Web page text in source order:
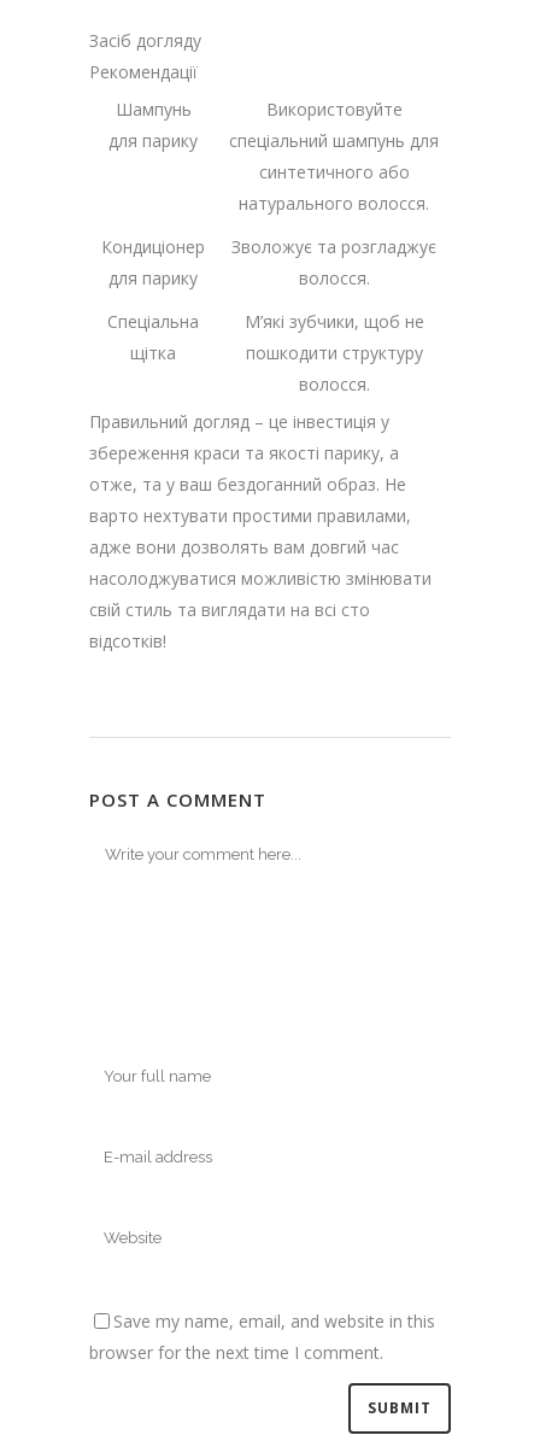
Засіб догляду
Рекомендації
Шампунь
для парику
Використовуйте
спеціальний шампунь для
синтетичного або
натурального волосся.
Кондиціонер
для парику
Зволожує та розгладжує
волосся.
Спеціальна
щітка
М’які зубчики, щоб не
пошкодити структуру
волосся.
Правильний догляд – це інвестиція у
збереження краси та якості парику, а
отже, та у ваш бездоганний образ. Не
варто нехтувати простими правилами,
адже вони дозволять вам довгий час
насолоджуватися можливістю змінювати
свій стиль та виглядати на всі сто
відсотків!
POST A COMMENT
Save my name, email, and website in this
browser for the next time I comment.